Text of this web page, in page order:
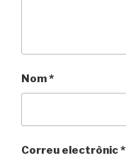
Nom*
Correu electrònic*